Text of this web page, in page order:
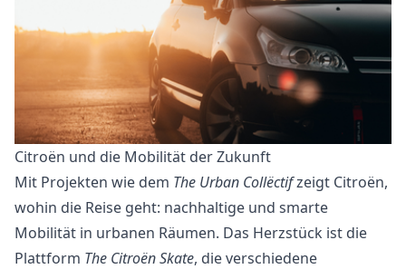
Citroën und die Mobilität der Zukunft
Mit Projekten wie dem The Urban Collëctifzeigt Citroën,
wohin die Reise geht: nachhaltige und smarte
Mobilität in urbanen Räumen. Das Herzstück ist die
Plattform The Citroën Skate, die verschiedene